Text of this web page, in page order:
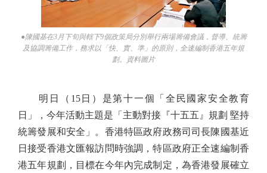
●陳國基在3月下旬與轄下9個政策局分別舉行兩場籌備會議，督導、統籌
及協調籌備工作，務求以「快、實、準」的原則，全速編制香港五年規
劃。資料圖片
明日（15日）是第十一個「全民國家安全教育
日」，今年活動主題是「主動對接『十五五』規劃 堅持
統籌發展和安全」。香港特區政府政務司司長陳國基近
日接受香港文匯報訪問時強調，特區政府正全速編制香
港五年規劃，目標在今年內完成制定，為香港發展確立